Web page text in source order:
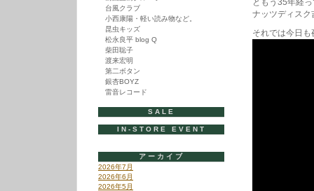
ともう35年経
ナッツディスク
それでは今日
台風クラブ
小西康陽・軽い読み物など。
昆虫キッズ
松永良平 blog Q
柴田聡子
渡来宏明
第二ボタン
銀杏BOYZ
雷音レコード
SALE
IN-STORE EVENT
アーカイブ
2026年7月
2026年6月
2026年5月